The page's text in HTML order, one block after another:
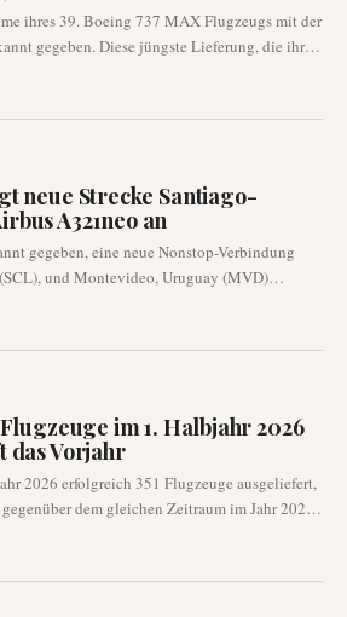
ihres 39. Boeing 737 MAX Flugzeugs mit der
gegeben. Diese jüngste Lieferung, die ihre
abschloss, ist ein wichtiger Meilenstein
Fähigkeiten von Akasa Air auf dem
neue Strecke Santiago-
A321neo an
gegeben, eine neue Nonstop-Verbindung
und Montevideo, Uruguay (MVD)
Erweiterung soll im August 2026
im 1. Halbjahr 2026
das Vorjahr
2026 erfolgreich 351 Flugzeuge ausgeliefert,
dem gleichen Zeitraum im Jahr 2025.
89 Auslieferungen im Juni gehörten, deutet
sind ein wichtiger Indikator für den